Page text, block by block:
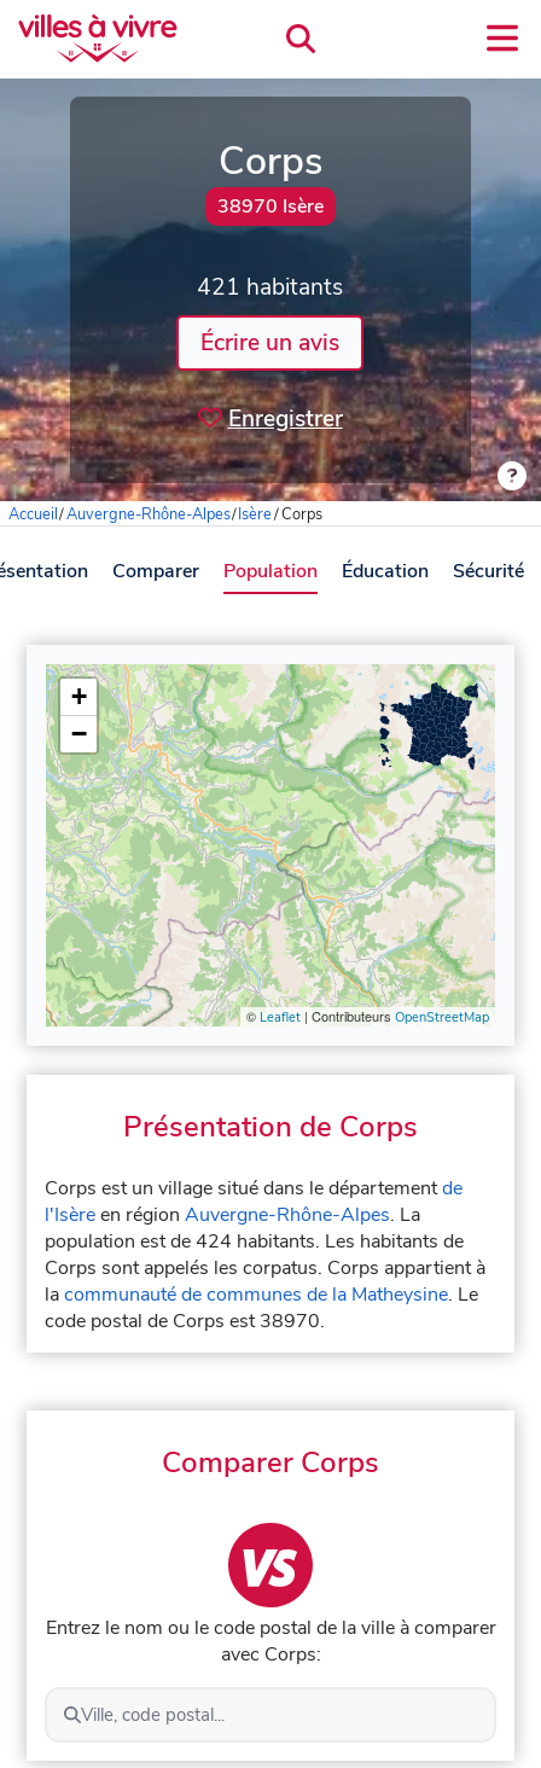
Corps
38970 Isère
421 habitants
Écrire un avis
Enregistrer
Accueil/Auvergne-Rhône-Alpes/Isère/Corps
Comparer Population Éducation Sécurité
+
−
© Leaflet| Contributeurs OpenStreetMap
Présentation de Corps
Corps est un village situé dans le départementde
l'Isèreen régionAuvergne-Rhône-Alpes. La
population est de 424 habitants. Les habitants de
Corps sont appelés les corpatus. Corps appartient à
lacommunauté de communes de la Matheysine. Le
code postal de Corps est 38970.
Comparer Corps
Entrez le nom ou le code postal de la ville à comparer
avec Corps:
Ville, code postal...